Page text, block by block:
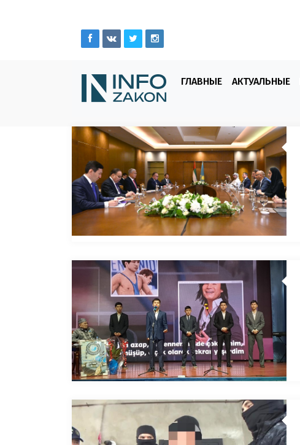
ГЛАВНЫЕ АКТУАЛЬНЫЕ